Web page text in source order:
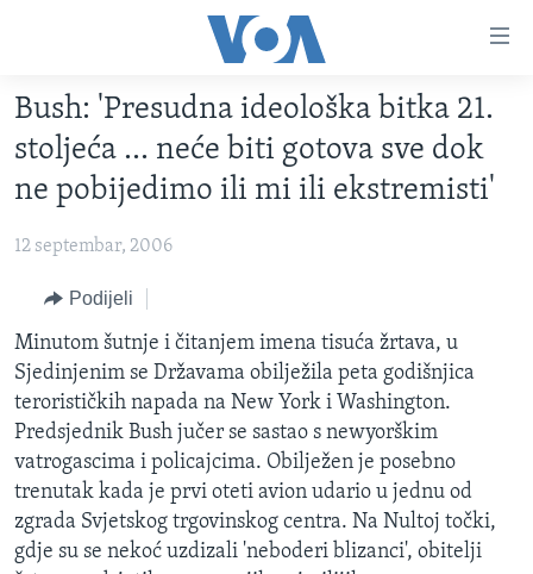
glavni
sadržaj
na
glavnu
navigaciju
pretragu
VIDEO
FOTOGRAFIJE DANA
VIJESTI
SJEDINJENE AMERIČKE DRŽAVE
BOSNA I HERCEGOVINA
SVIJET
NAUKA I TEHNOLOGIJA
SPECIJALNI PROJEKTI
KORUPCIJA
SLOBODA MEDIJA
ŽENSKA STRANA
IZBJEGLIČKA STRANA
MAGAZIN
Bush: 'Presudna ideološka bitka 21.
stoljeća ... neće biti gotova sve dok
ne pobijedimo ili mi ili ekstremisti'
12 septembar, 2006
Podijeli
Minutom šutnje i čitanjem imena tisuća žrtava, u
Sjedinjenim se Državama obilježila peta godišnjica
terorističkih napada na New York i Washington.
Predsjednik Bush jučer se sastao s newyorškim
vatrogascima i policajcima. Obilježen je posebno
trenutak kada je prvi oteti avion udario u jednu od
zgrada Svjetskog trgovinskog centra. Na Nultoj točki,
gdje su se nekoć uzdizali 'neboderi blizanci', obitelji